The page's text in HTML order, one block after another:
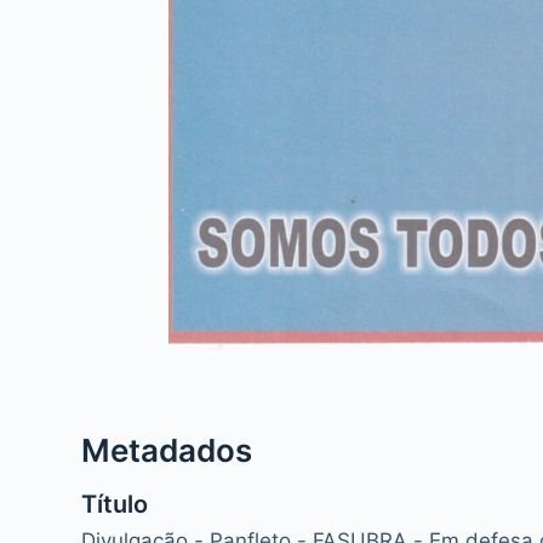
Metadados
Título